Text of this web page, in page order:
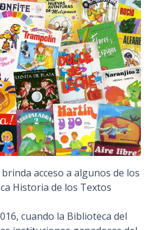
brinda acceso a algunos de los
Historia de los Textos
cuando la Biblioteca del